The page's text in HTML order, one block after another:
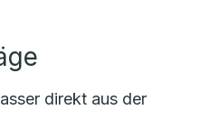
direkt aus der